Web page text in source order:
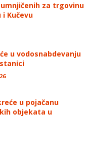
za trgovinu
i Kučevu
u vodosnabdevanju
u pojačanu
objekata u